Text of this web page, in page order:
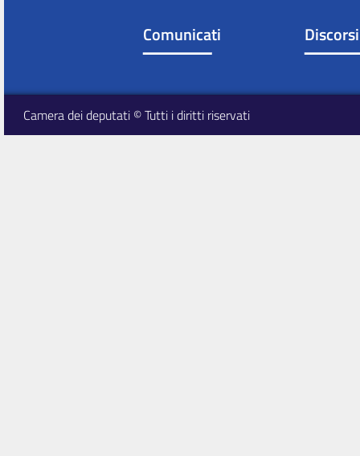
Comunicati Discorsi
Camera dei deputati © Tutti i diritti riservati